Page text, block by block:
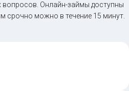
Онлайн-займы доступны
срочно можно в течение 15 минут.